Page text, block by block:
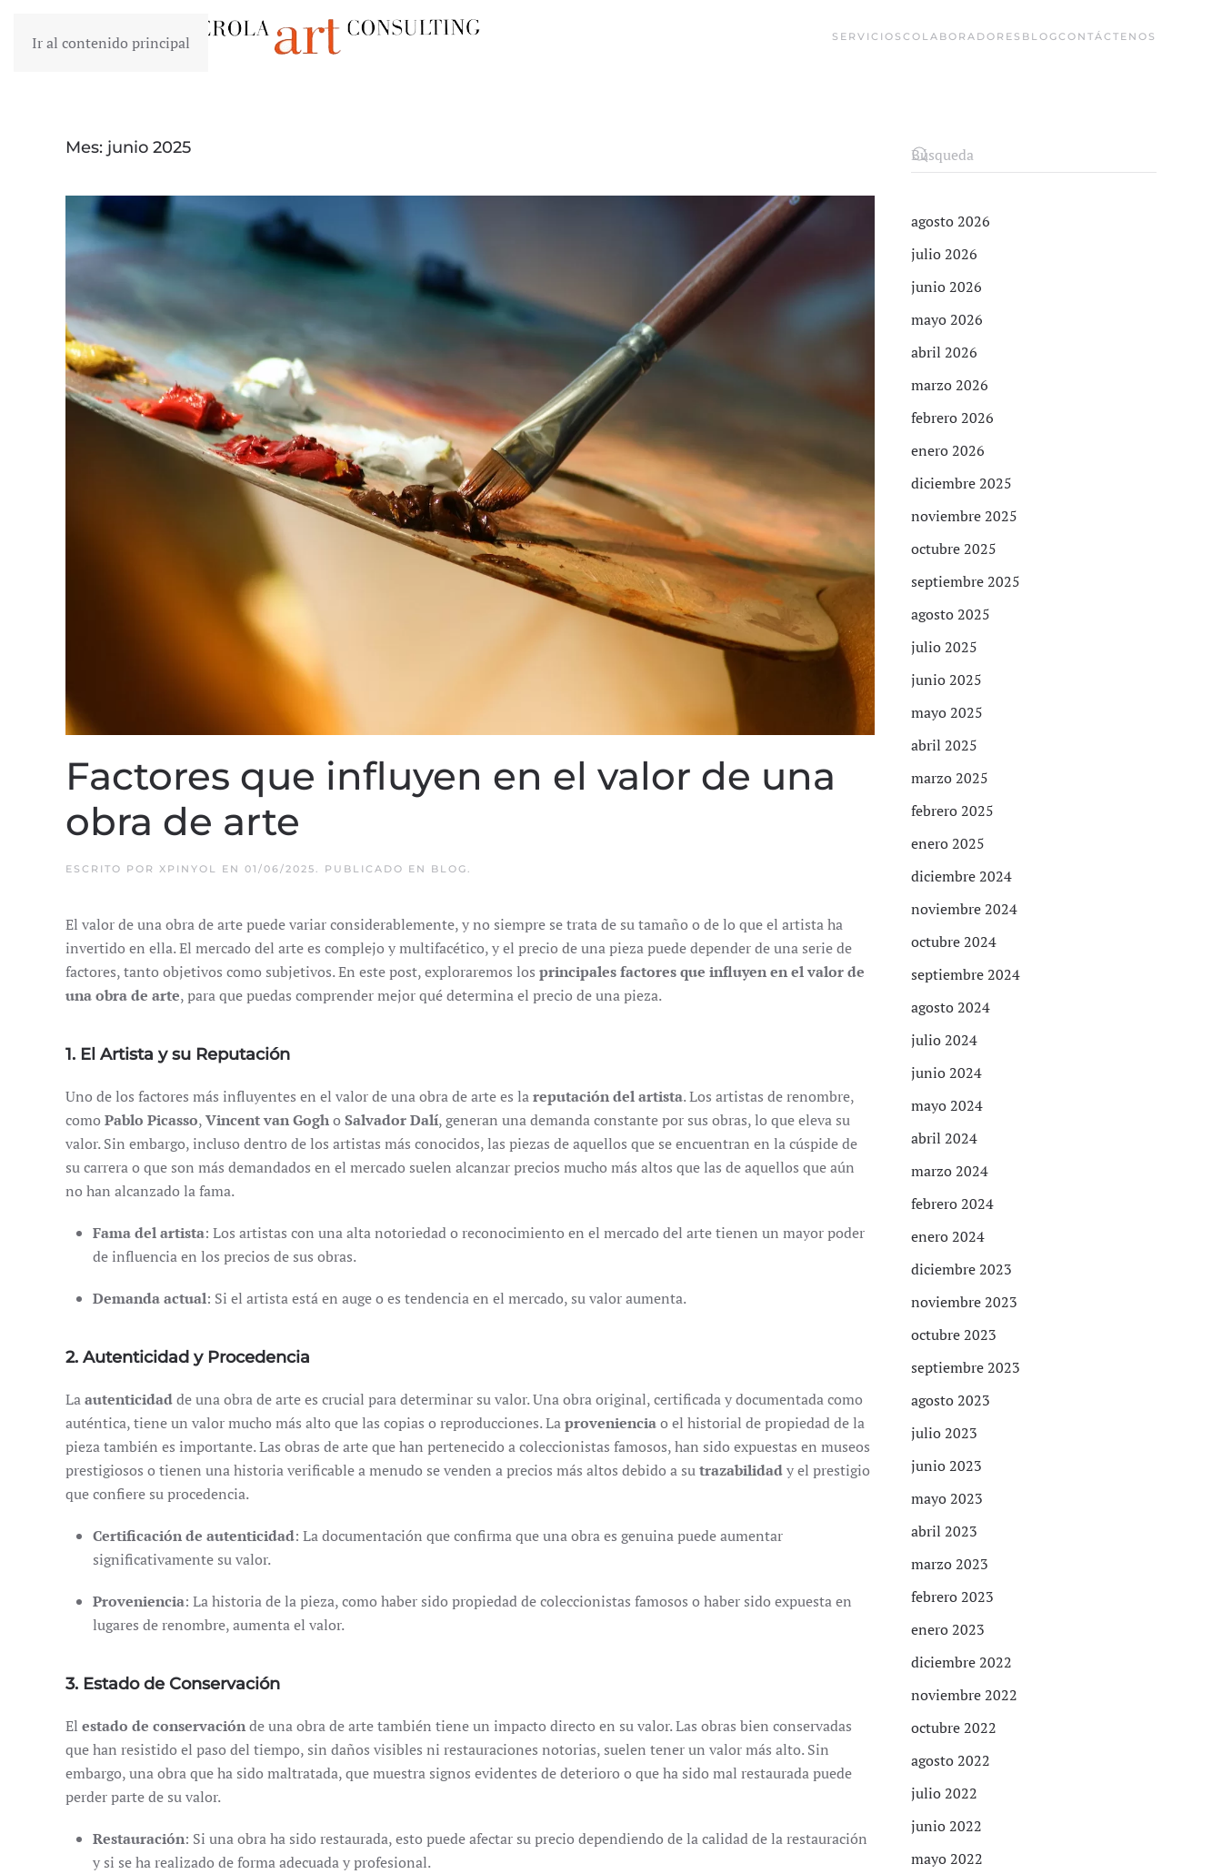
Ir al contenido principal SERVICIOS COLABORADORES BLOGCONTÁCTENOS
Mes: junio 2025
Factores que influyen en el valor de una
obra de arte
ESCRITO POR XPINYOL EN 01/06/2025. PUBLICADO EN BLOG.
El valor de una obra de arte puede variar considerablemente, y no siempre se trata de su tamaño o de lo que el artista ha
invertido en ella. El mercado del arte es complejo y multifacético, y el precio de una pieza puede depender de una serie de
factores, tanto objetivos como subjetivos. En este post, exploraremos los principales factores que influyen en el valor de
una obra de arte, para que puedas comprender mejor qué determina el precio de una pieza.
1. El Artista y su Reputación
Uno de los factores más influyentes en el valor de una obra de arte es lareputación del artista. Los artistas de renombre,
como Pablo Picasso,Vincent van Gogho Salvador Dalí, generan una demanda constante por sus obras, lo que eleva su
valor. Sin embargo, incluso dentro de los artistas más conocidos, las piezas de aquellos que se encuentran en la cúspide de
su carrera o que son más demandados en el mercado suelen alcanzar precios mucho más altos que las de aquellos que aún
no han alcanzado la fama.
Fama del artista: Los artistas con una alta notoriedad o reconocimiento en el mercado del arte tienen un mayor poder
de influencia en los precios de sus obras.
Demanda actual: Si el artista está en auge o es tendencia en el mercado, su valor aumenta.
2. Autenticidad y Procedencia
Laautenticidadde una obra de arte es crucial para determinar su valor. Una obra original, certificada y documentada como
auténtica, tiene un valor mucho más alto que las copias o reproducciones. Laprovenienciao el historial de propiedad de la
pieza también es importante. Las obras de arte que han pertenecido a coleccionistas famosos, han sido expuestas en museos
prestigiosos o tienen una historia verificable a menudo se venden a precios más altos debido a sutrazabilidady el prestigio
que confiere su procedencia.
Certificación de autenticidad: La documentación que confirma que una obra es genuina puede aumentar
significativamente su valor.
Proveniencia: La historia de la pieza, como haber sido propiedad de coleccionistas famosos o haber sido expuesta en
lugares de renombre, aumenta el valor.
3. Estado de Conservación
El estado de conservaciónde una obra de arte también tiene un impacto directo en su valor. Las obras bien conservadas
que han resistido el paso del tiempo, sin daños visibles ni restauraciones notorias, suelen tener un valor más alto. Sin
embargo, una obra que ha sido maltratada, que muestra signos evidentes de deterioro o que ha sido mal restaurada puede
perder parte de su valor.
Restauración: Si una obra ha sido restaurada, esto puede afectar su precio dependiendo de la calidad de la restauración
y si se ha realizado de forma adecuada y profesional.
agosto 2026
julio 2026
junio 2026
mayo 2026
abril 2026
marzo 2026
febrero 2026
enero 2026
diciembre 2025
noviembre 2025
octubre 2025
septiembre 2025
agosto 2025
julio 2025
junio 2025
mayo 2025
abril 2025
marzo 2025
febrero 2025
enero 2025
diciembre 2024
noviembre 2024
octubre 2024
septiembre 2024
agosto 2024
julio 2024
junio 2024
mayo 2024
abril 2024
marzo 2024
febrero 2024
enero 2024
diciembre 2023
noviembre 2023
octubre 2023
septiembre 2023
agosto 2023
julio 2023
junio 2023
mayo 2023
abril 2023
marzo 2023
febrero 2023
enero 2023
diciembre 2022
noviembre 2022
octubre 2022
agosto 2022
julio 2022
junio 2022
mayo 2022